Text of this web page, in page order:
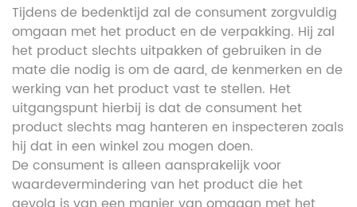
Tijdens de bedenktijd zal de consument zorgvuldig
omgaan met het product en de verpakking. Hij zal
het product slechts uitpakken of gebruiken in de
mate die nodig is om de aard, de kenmerken en de
werking van het product vast te stellen. Het
uitgangspunt hierbij is dat de consument het
product slechts mag hanteren en inspecteren zoals
hij dat in een winkel zou mogen doen.
De consument is alleen aansprakelijk voor
waardevermindering van het product die het